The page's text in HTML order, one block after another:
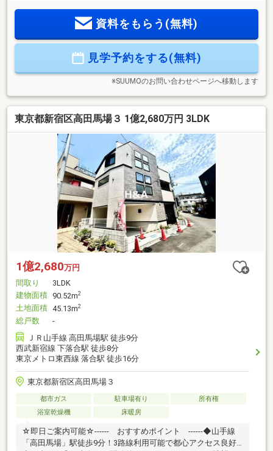
南西側公道×隣地通路で角地感覚 陽当り・風通し良好です■
耐震等級2相当の施工・断熱等級4■眺望良好なスカイバルコニ
様設備 床暖房/浴室乾燥機/食洗器/浄水器 エアコン1台/タ
ッチレス水栓/宅配ボックス他
資料をもらう(無料)
見学予約をする(無料)
※SUUMOのお問い合わせページへ移動します
東京都新宿区高田馬場３ 1億2,680万円 3LDK
1億2,680万円
間取り
3LDK
建物面積 90.52m2
土地面積 45.13m2
総戸数
-
ＪＲ山手線 高田馬場駅 徒歩9分
西武新宿線 下落合駅 徒歩8分
東京メトロ東西線 落合駅 徒歩16分
東京都新宿区高田馬場３
都市ガス 駐車場有り
所有権
浴室乾燥機
床暖房
☆即日ご案内可能☆------ おすすめポイント ------◆山手線
「高田馬場」駅徒歩9分！3路線利用可能で都心アクセス良好